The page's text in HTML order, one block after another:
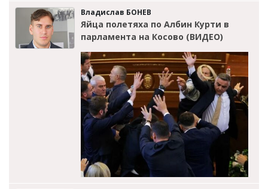
Владислав БОНЕВ
Яйца полетяха по Албин Курти в
парламента на Косово (ВИДЕО)